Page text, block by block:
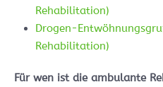
Rehabilitation)
Drogen-
Rehabilitation)
Für wen ist die ambulante